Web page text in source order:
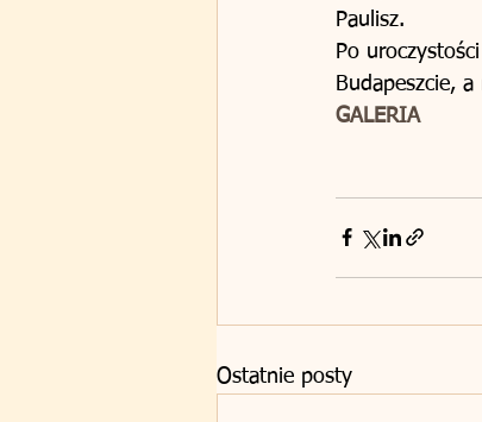
Paulisz.
Po
Budapeszcie,
GALERIA
Ostatnie posty